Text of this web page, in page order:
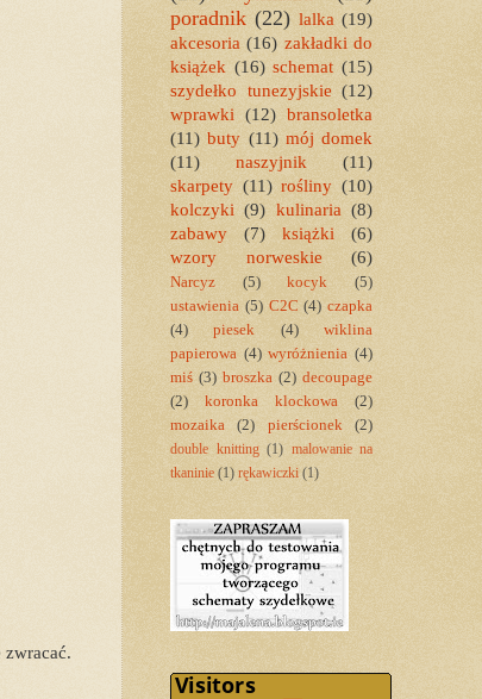
poradnik (22) lalka (19)
akcesoria (16) zakładki do
książek (16) schemat (15)
szydełko tunezyjskie (12)
wprawki (12) bransoletka
(11) buty (11) mój domek
(11)
naszyjnik
(11)
skarpety (11) rośliny (10)
kolczyki (9) kulinaria (8)
zabawy
(7) książki
(6)
wzory norweskie
(6)
Narcyz (5) kocyk
(5)
ustawienia (5) C2C (4) czapka
(4)
piesek (4)
wiklina
papierowa (4) wyróżnienia (4)
miś (3) broszka (2) decoupage
(2)
koronka klockowa
(2)
mozaika
(2) pierścionek (2)
double knitting (1) malowanie na
tkaninie (1) rękawiczki (1)